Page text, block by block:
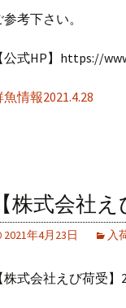
参考下さい。
【公式HP】https://
魚情報2021.4.28
【株式会社
2021年4月23日 入
【株式会社えび荷受